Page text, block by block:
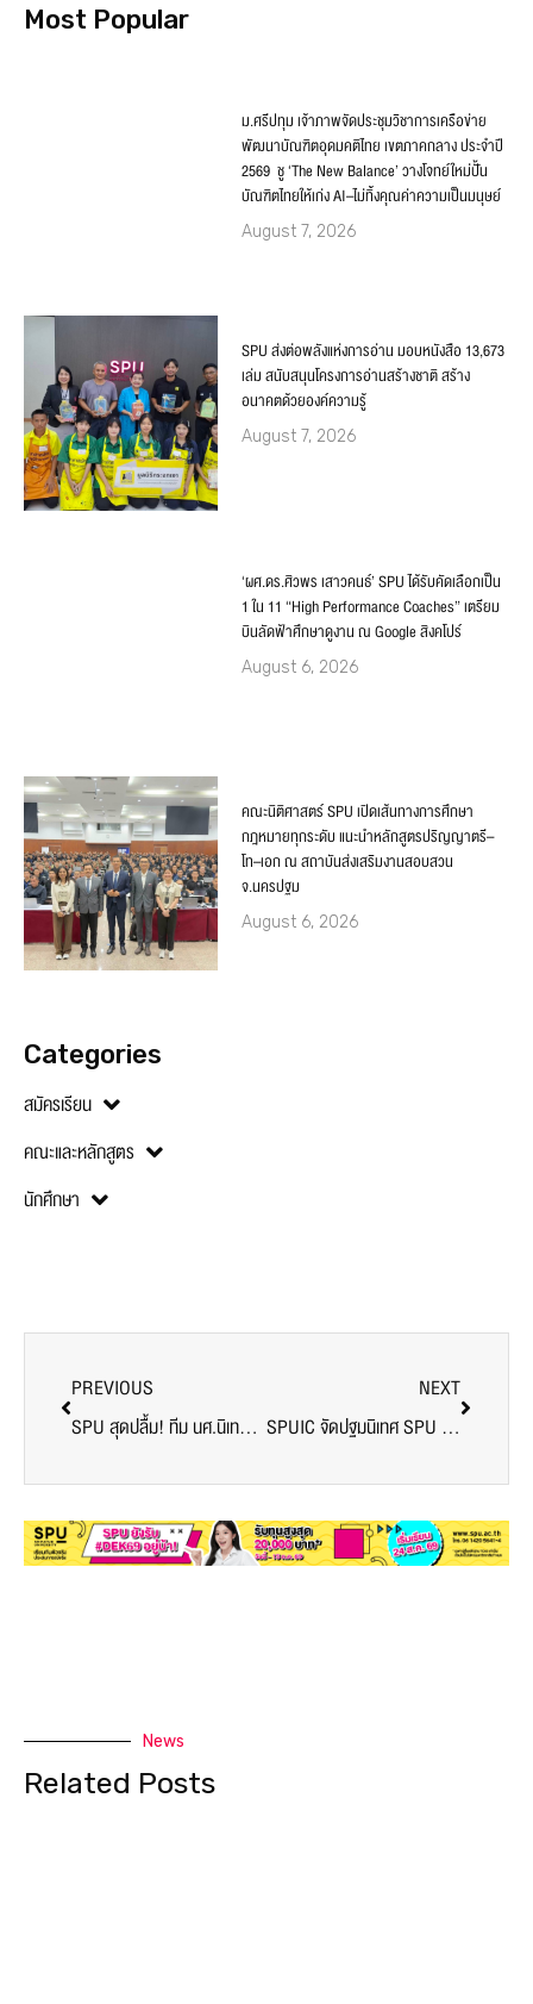
Most Popular
ม.ศรีปทุม เจ้าภาพจัดประชุมวิชาการเครือข่าย
พัฒนาบัณฑิตอุดมคติไทย เขตภาคกลาง ประจำปี
2569 ชู ‘The New Balance’ วางโจทย์ใหม่ปั้น
บัณฑิตไทยให้เก่ง AI–ไม่ทิ้งคุณค่าความเป็นมนุษย์
August 7, 2026
SPU ส่งต่อพลังแห่งการอ่าน มอบหนังสือ 13,673
เล่ม สนับสนุนโครงการอ่านสร้างชาติ สร้าง
อนาคตด้วยองค์ความรู้
August 7, 2026
‘ผศ.ดร.ศิวพร เสาวคนธ์’ SPU ได้รับคัดเลือกเป็น
1 ใน 11 “High Performance Coaches” เตรียม
บินลัดฟ้าศึกษาดูงาน ณ Google สิงคโปร์
August 6, 2026
คณะนิติศาสตร์ SPU เปิดเส้นทางการศึกษา
กฎหมายทุกระดับ แนะนำหลักสูตรปริญญาตรี–
โท–เอก ณ สถาบันส่งเสริมงานสอบสวน
จ.นครปฐม
August 6, 2026
Categories
สมัครเรียน
คณะและหลักสูตร
นักศึกษา
PREVIOUS
SPU สุดปลื้ม! ทีม นศ.นิเทศฯ จัดงาน EVENT ปฐมนิเทศนักศึกษาใหม่”63 ONLINE สุดคูลลล!!
NEXT
SPUIC จัดปฐมนิเทศ SPU FRESHY 63 ผ่าน ZOOM ONLINE
News
Related Posts